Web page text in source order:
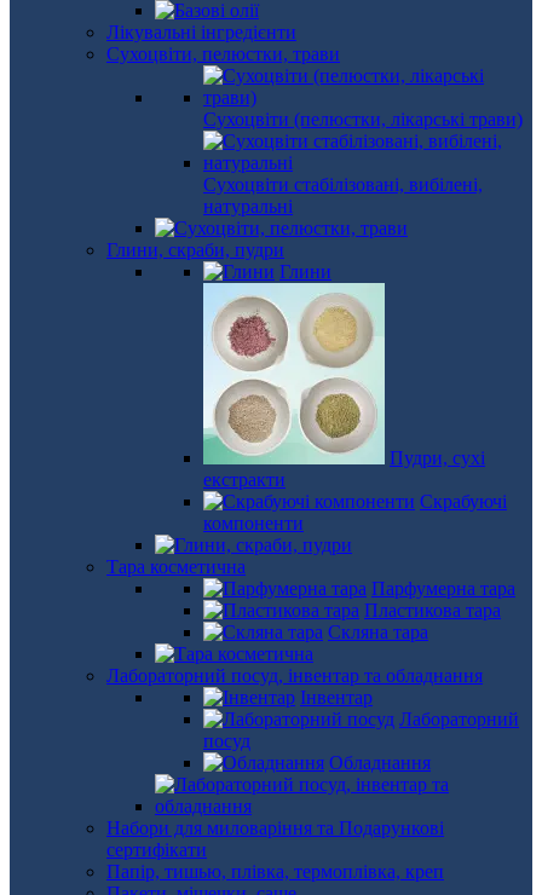
Лікувальні інгредієнти
Сухоцвіти, пелюстки, трави
Сухоцвіти (пелюстки, лікарські трави)
Сухоцвіти стабілізовані, вибілені,
натуральні
Глини, скраби, пудри
Глини
Пудри, сухі
екстракти
Скрабуючі
компоненти
Тара косметична
Парфумерна тара
Пластикова тара
Скляна тара
Лабораторний посуд, інвентар та обладнання
Інвентар
Лабораторний
посуд
Обладнання
Набори для миловаріння та Подарункові
сертифікати
Папір, тишью, плівка, термоплівка, креп